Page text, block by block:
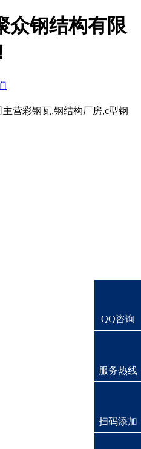
众钢结构有限
主营彩钢瓦,钢结构厂房,c型钢
QQ咨询
服务热线
扫码添加